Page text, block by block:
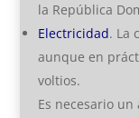
la República
Electricidad. La
aunque en
voltios.
Es necesario